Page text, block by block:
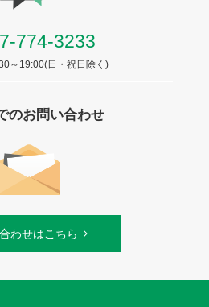
774-3233
～19:00(日・祝日除く)
のお問い合わせ
わせはこちら